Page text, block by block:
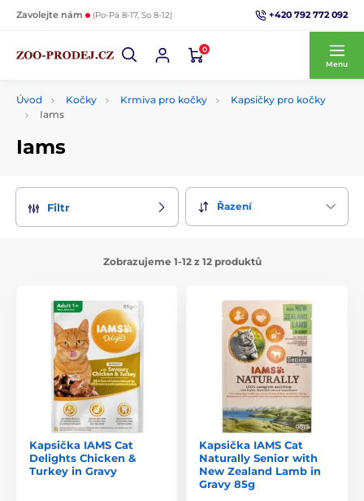
Zavolejte nám (Po-Pá 8-17, So 8-12) +420 792 772 092
0
Menu
Úvod Kočky Krmiva pro kočky
Kapsičky pro kočky
Iams
Iams
Filtr Řazení
Zobrazujeme 1-12 z 12 produktů
Kapsička IAMS Cat
Delights Chicken &
Turkey in Gravy
Kapsička IAMS Cat
Naturally Senior with
New Zealand Lamb in
Gravy 85g